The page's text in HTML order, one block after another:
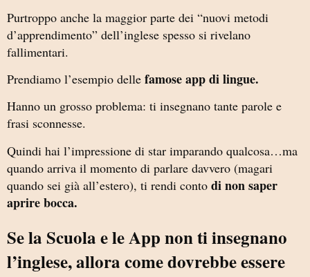
Purtroppo anche la maggior parte dei “nuovi metodi
d’apprendimento” dell’inglese spesso si rivelano
fallimentari.
Prendiamo l’esempio delle famose app di lingue.
Hanno un grosso problema: ti insegnano tante parole e
frasi sconnesse.
Quindi hai l’impressione di star imparando qualcosa…ma
quando arriva il momento di parlare davvero (magari
quando sei già all’estero), ti rendi conto di non saper
aprire bocca.
Se la Scuola e le App non ti insegnano
l’inglese, allora come dovrebbe essere